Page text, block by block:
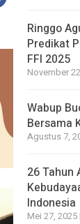
Ringgo
Predikat
FFI 2025
November
Wabup
Bersama
Agustus 7,
26 Tahun
Indonesia
Mei 27, 2025